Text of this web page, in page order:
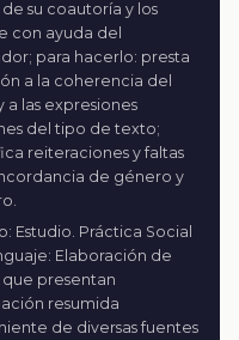
su coautoría y los
con ayuda del
para hacerlo: presta
a la coherencia del
a las expresiones
del tipo de texto;
reiteraciones y faltas
de género y
Estudio. Práctica Social
Elaboración de
presentan
resumida
de diversas fuentes